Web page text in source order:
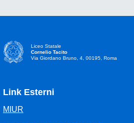
Liceo Statale
Cornelio Tacito
Via Giordano Bruno, 4, 00195, Roma
Link Esterni
MIUR